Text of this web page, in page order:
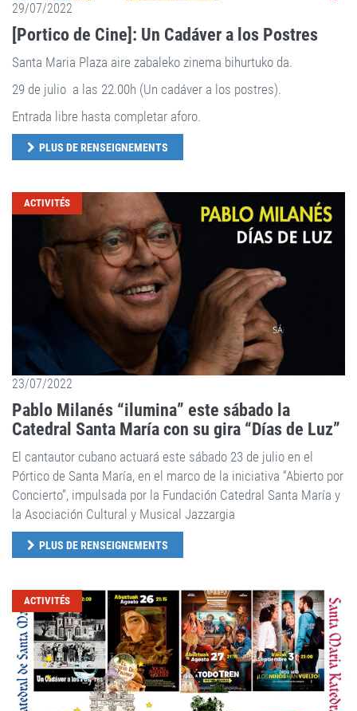
29/07/2022
[Portico de Cine]: Un Cadáver a los Postres
Santa Maria Plaza aire zabaleko zinema bihurtuko da.
29 de julio a las 22.00h (Un cadáver a los postres).
Entrada libre hasta completar aforo.
PLUS DE RENSEIGNEMENTS
ACTIVITÉS
23/07/2022
Pablo Milanés “ilumina” este sábado la
Catedral Santa María con su gira “Días de Luz”
El cantautor cubano actuará este sábado 23 de julio en el
Pórtico de Santa María, en el marco de la iniciativa “Abierto por
Concierto”, impulsada por la Fundación Catedral Santa María y
la Asociación Cultural y Musical Jazzargia
PLUS DE RENSEIGNEMENTS
ACTIVITÉS